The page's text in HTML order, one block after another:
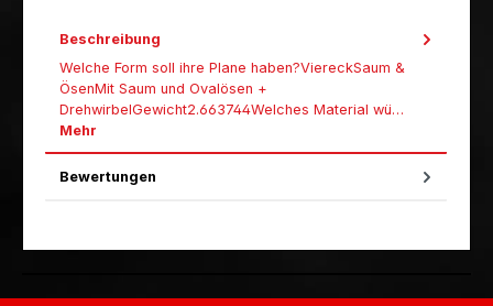
Beschreibung
Welche Form soll ihre Plane haben?ViereckSaum &
ÖsenMit Saum und Ovalösen +
DrehwirbelGewicht2.663744Welches Material wü…
Mehr
Bewertungen